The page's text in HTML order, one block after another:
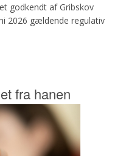
godkendt af Gribskov
2026 gældende regulativ
fra hanen